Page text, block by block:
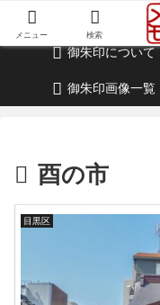
御朱印・参
御朱印について
御朱印画像一覧
酉の市
目黒区
メニュー 検索